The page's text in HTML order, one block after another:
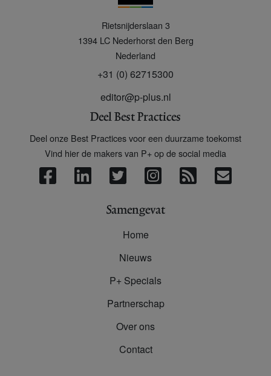
Rietsnijderslaan 3
1394 LC Nederhorst den Berg
Nederland
+31 (0) 62715300
editor@p-plus.nl
Deel Best Practices
Deel onze Best Practices voor een duurzame toekomst
Vind hier de makers van P+ op de social media
Samengevat
Home
Nieuws
P+ Specials
Partnerschap
Over ons
Contact